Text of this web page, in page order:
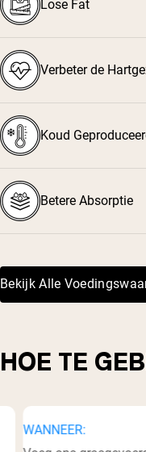
Lose Fat
⁶
Verbeter de
Koud
Betere Absorptie
Bekijk Alle
HOE TE
WANNEER: